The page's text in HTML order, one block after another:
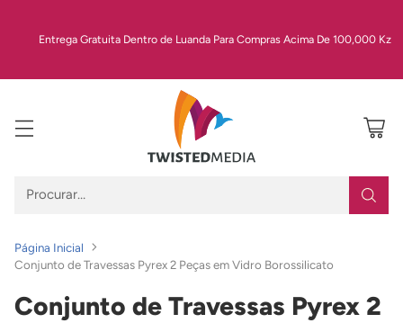
Entrega Gratuita Dentro de Luanda Para Compras Acima De 100,000 Kz
Procurar…
Página Inicial
Conjunto de Travessas Pyrex 2 Peças em Vidro Borossilicato
Conjunto de Travessas Pyrex 2